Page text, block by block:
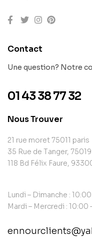
Contact
Une question? Notre
01 43 38 77 32
Nous Trouver
21 rue moret 75011 paris
35 Rue de Tanger,
118 Bd Félix Faure,
Lundi – Dimanche :
Mardi – Mercredi : 10:00